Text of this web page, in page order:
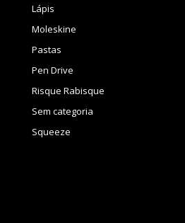
Lápis
Moleskine
Pastas
Pen Drive
Risque Rabisque
Sem categoria
Squeeze